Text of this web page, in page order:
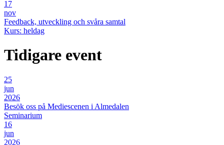
17
nov
Feedback, utveckling och svåra samtal
Kurs: heldag
Tidigare event
25
jun
2026
Besök oss på Mediescenen i Almedalen
Seminarium
16
jun
2026